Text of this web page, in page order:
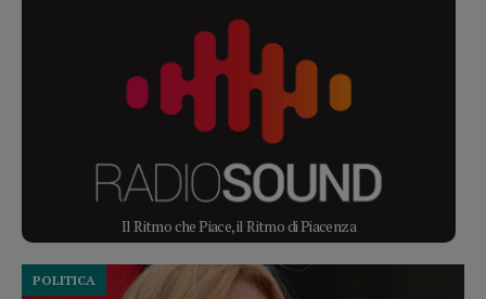
Il Ritmo che Piace, il Ritmo di Piacenza
POLITICA